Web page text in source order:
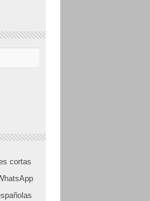
cortas